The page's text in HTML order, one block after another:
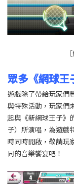
眾多《網球王
遊戲除了帶給玩家們
與特殊活動，玩家們
起與《新網球王子》
子）所演唱，為遊戲
時同時開啟，敬請玩
同的音樂饗宴吧！